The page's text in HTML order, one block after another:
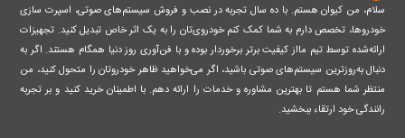
سلام، من کیوان هستم. با ده سال تجربه در نصب و فروش سیستم‌های صوتی، اسپرت سازی
خودروها، تخصص دارم به شما کمک کنم خودروی‌تان را به یک اثر خاص تبدیل کنید. تجهیزات
ارائه‌شده توسط تیم مااز کیفیت برتر برخوردار بوده و با فن‌آوری روز دنیا همگام هستند. اگر به
دنبال به‌روزترین سیستم‌های صوتی باشید، اگر می‌خواهید ظاهر خودروتان را متحول کنید، من
منتظر شما هستم تا بهترین مشاوره و خدمات را ارائه دهم. با اطمینان خرید کنید و بر تجربه
رانندگی خود ارتقاء ببخشید.